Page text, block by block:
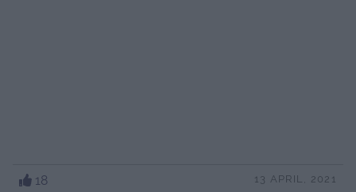
18 13 APRIL, 2021